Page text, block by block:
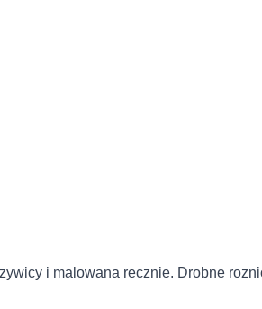
i malowana recznie. Drobne